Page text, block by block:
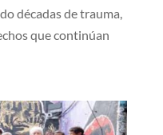
décadas de trauma,
que continúan